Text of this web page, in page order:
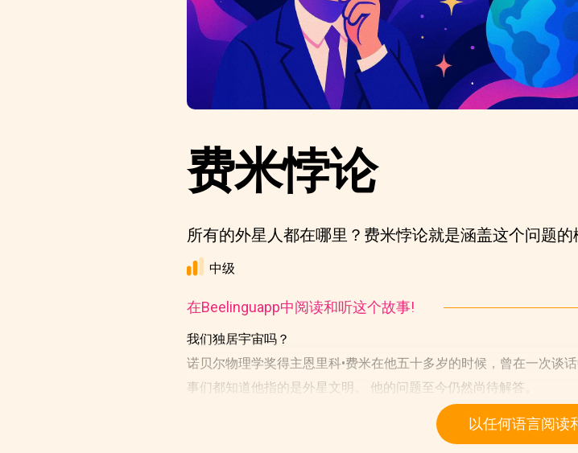
费米悖论
所有的外星人都在哪里？费米悖论就是涵盖这个问题的
中级
在Beelinguapp中阅读和听这个故事!
我们独居宇宙吗？
诺贝尔物理学奖得主恩里科•费米在他五十多岁的时候，曾在一次谈
事们都知道他指的是外星文明。 他的问题至今仍然尚待解答。
以任何语言阅读